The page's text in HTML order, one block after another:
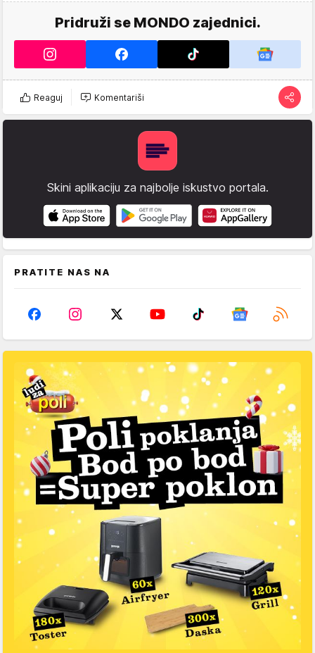
Pridruži se MONDO zajednici.
Reaguj Komentariši
Skini aplikaciju za najbolje iskustvo portala.
PRATITE NAS NA